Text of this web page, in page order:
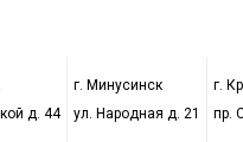
д. 44
г. Минусинск
ул. Народная д. 21
г.
пр.